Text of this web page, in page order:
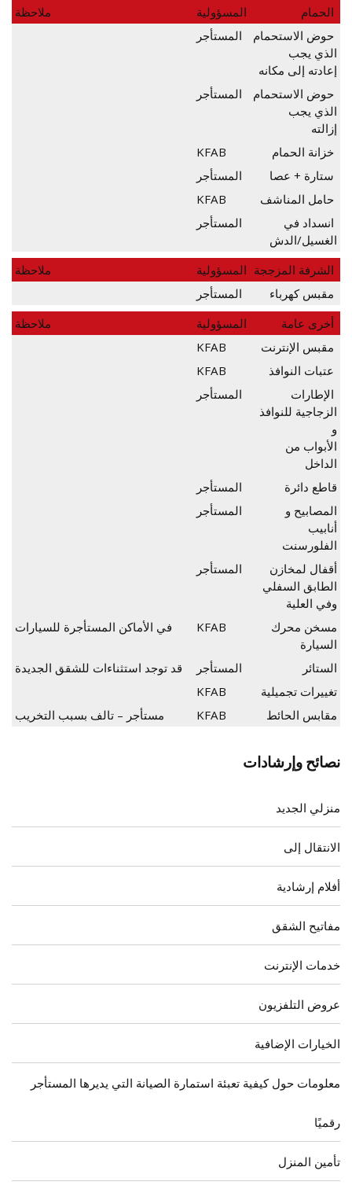
نصائح وإرشادات
منزلي الجديد
الانتقال إلى
أفلام إرشادية
مفاتيح الشقق
خدمات الإنترنت
عروض التلفزيون
الخيارات الإضافية
معلومات حول كيفية تعبئة استمارة الصيانة التي يديرها المستأجر
رقميًا
تأمين المنزل
الحمام المسؤولية
ملاحظة
حوض الاستحمام
الذي يجب
إعادته إلى مكانه
المستأجر
حوض الاستحمام
الذي يجب
إزالته
المستأجر
خزانة الحمام
KFAB
ستارة + عصا
المستأجر
حامل المناشف
KFAB
انسداد في
الغسيل/الدش
المستأجر
الشرفة المزججة المسؤولية
ملاحظة
مقبس كهرباء
المستأجر
أخرى عامة
المسؤولية
ملاحظة
مقبس الإنترنت
KFAB
عتبات النوافذ
KFAB
الإطارات
الزجاجية للنوافذ
و
الأبواب من
الداخل
المستأجر
قاطع دائرة
المستأجر
المصابيح و
أنابيب
الفلورسنت
المستأجر
أقفال لمخازن
الطابق السفلي
وفي العلية
المستأجر
مسخن محرك
السيارة
KFAB في الأماكن المستأجرة للسيارات
الستائر المستأجر
قد توجد استثناءات للشقق الجديدة
تغييرات تجميلية
KFAB
مقابس الحائط
KFAB مستأجر – تالف بسبب التخريب